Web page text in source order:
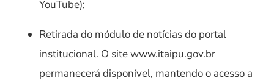
YouTube);
Retirada do módulo de notícias do portal
institucional. O site www.itaipu.gov.br
permanecerá disponível, mantendo o acesso a